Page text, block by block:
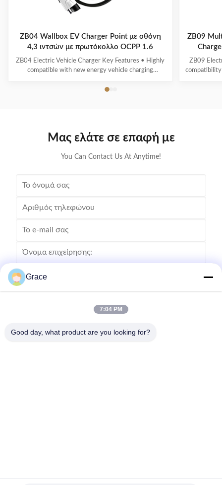
ZB04 Wallbox EV Charger Point με οθόνη
4,3 ιντσών με πρωτόκολλο OCPP 1.6
ZB04 Electric Vehicle Charger Key Features • Highly
compatible with new energy vehicle charging
with real-time voltage/current monitoring and precise
ZB09
ZB09
Μας ελάτε σε επαφή με
You Can Contact Us At Anytime!
Στείλετε
Grace
7:04 PM
Good day, what product are you looking for?